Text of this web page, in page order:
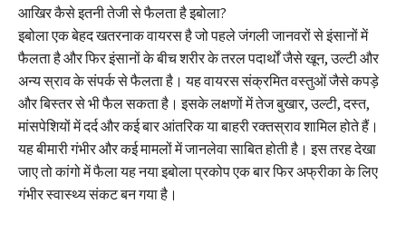
आखिर कैसे इतनी तेजी से फैलता है इबोला?
इबोला एक बेहद खतरनाक वायरस है जो पहले जंगली जानवरों से इंसानों में
फैलता है और फिर इंसानों के बीच शरीर के तरल पदार्थों जैसे खून, उल्टी और
अन्य स्राव के संपर्क से फैलता है। यह वायरस संक्रमित वस्तुओं जैसे कपड़े
और बिस्तर से भी फैल सकता है। इसके लक्षणों में तेज बुखार, उल्टी, दस्त,
मांसपेशियों में दर्द और कई बार आंतरिक या बाहरी रक्तस्राव शामिल होते हैं।
यह बीमारी गंभीर और कई मामलों में जानलेवा साबित होती है। इस तरह देखा
जाए तो कांगो में फैला यह नया इबोला प्रकोप एक बार फिर अफ्रीका के लिए
गंभीर स्वास्थ्य संकट बन गया है।